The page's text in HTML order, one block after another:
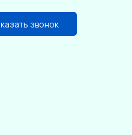
звонок